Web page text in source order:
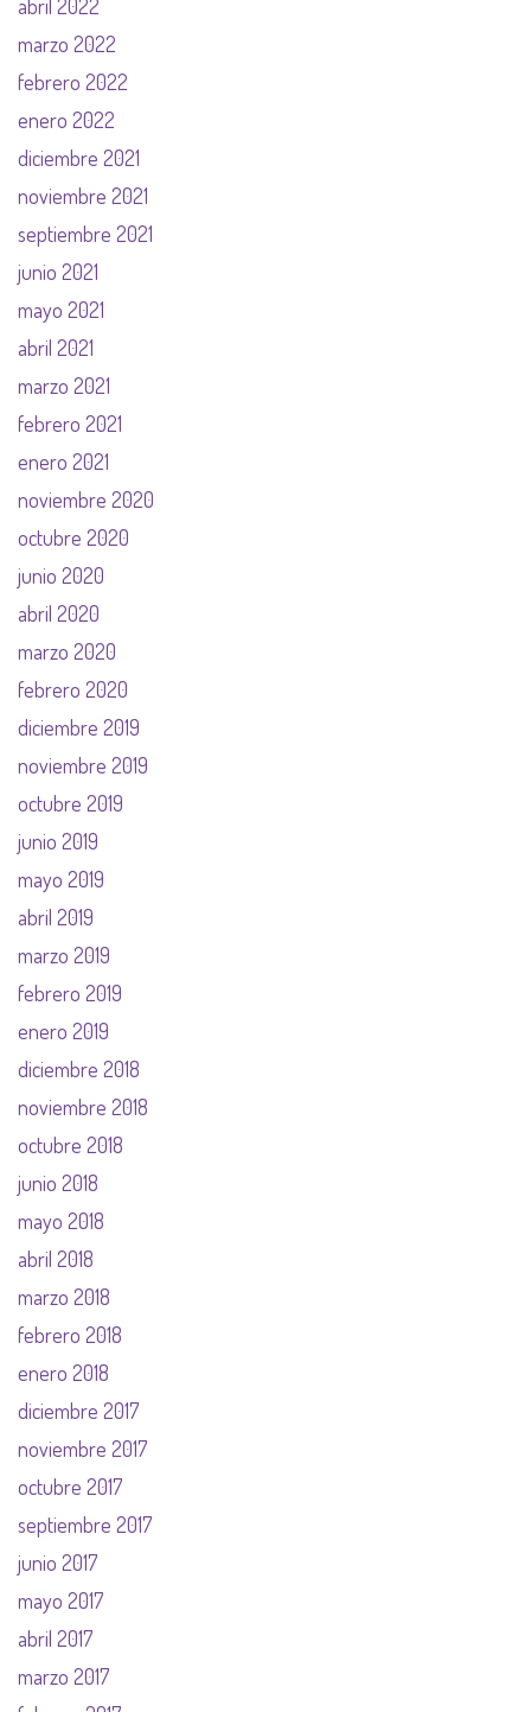
abril 2022
marzo 2022
febrero 2022
enero 2022
diciembre 2021
noviembre 2021
septiembre 2021
junio 2021
mayo 2021
abril 2021
marzo 2021
febrero 2021
enero 2021
noviembre 2020
octubre 2020
junio 2020
abril 2020
marzo 2020
febrero 2020
diciembre 2019
noviembre 2019
octubre 2019
junio 2019
mayo 2019
abril 2019
marzo 2019
febrero 2019
enero 2019
diciembre 2018
noviembre 2018
octubre 2018
junio 2018
mayo 2018
abril 2018
marzo 2018
febrero 2018
enero 2018
diciembre 2017
noviembre 2017
octubre 2017
septiembre 2017
junio 2017
mayo 2017
abril 2017
marzo 2017